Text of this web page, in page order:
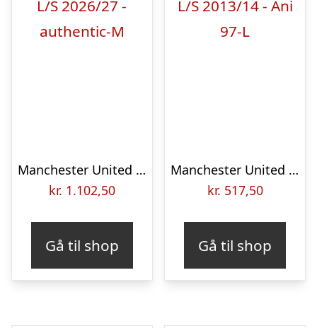
Manchester United home jersey L/S 2026/27 – authentic-M
kr. 1.102,50
Gå til shop
Manchester United away jersey L/S 2013/14 – Ani 97-L
kr. 517,50
Gå til shop